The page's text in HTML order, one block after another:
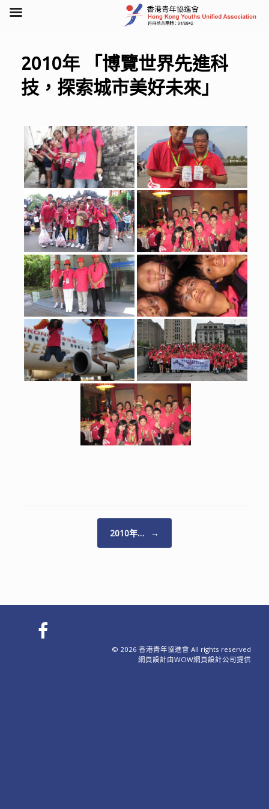
content2010年 「博覽世界先進科
技，探索城市美好未來」
Post navigation
2010年… →
© 2026 香港青年協進會 All rights reserved
網頁設計由WOW網頁設計公司提供